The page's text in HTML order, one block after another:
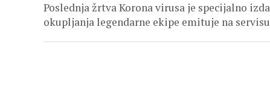
Poslednja žrtva Korona virusa je specijalno
okupljanja legendarne ekipe emituje na